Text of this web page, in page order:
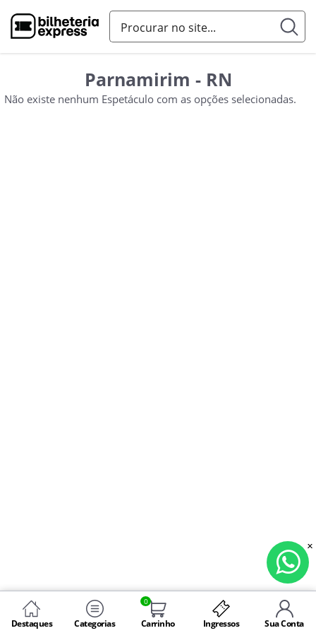
Destaques Categorias
0
Carrinho Ingressos Sua Conta
Parnamirim - RN
Não existe nenhum Espetáculo com as opções selecionadas.